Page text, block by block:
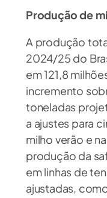
Produção de
A produção
2024/25 do
em 121,8
incremento
toneladas
a ajustes para
milho verão e
produção da
em linhas de
ajustadas,